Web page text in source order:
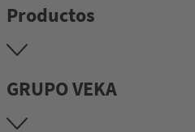
Productos
GRUPO VEKA